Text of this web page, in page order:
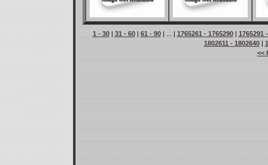
1 - 30| 31 - 60| 61 - 90| ... | 1765261 - 1765290| 1765291
1802611 - 1802640|
<<